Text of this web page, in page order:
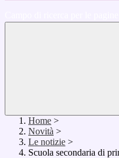
Home >
Novità >
Le notizie >
Scuola secondaria di